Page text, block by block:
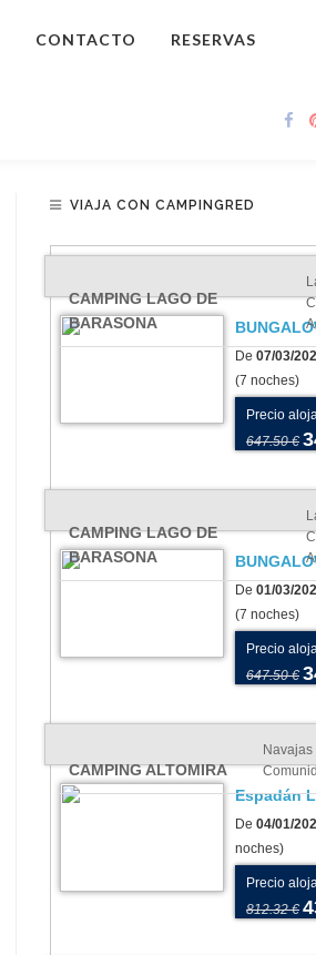
CONTACTO RESERVAS
VIAJA CON CAMPINGRED
CAMPING LAGO DE
BARASONA
De 07/03/
(7 noches)
Precio
647.50 €
CAMPING LAGO DE
BARASONA
De 01/03/
(7 noches)
Precio
647.50 €
CAMPING ALTOMIRA
Navajas
Espadán
De 04/01/
noches)
Precio
812.32 €